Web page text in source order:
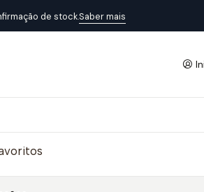
de stock.Saber mais